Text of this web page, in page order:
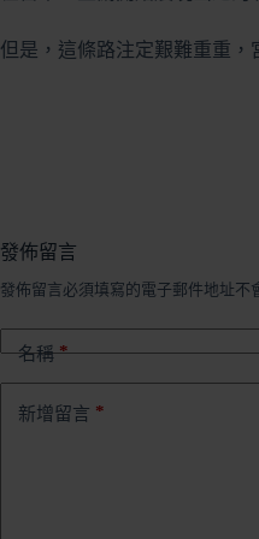
但是，這條路注定艱難重重，
發佈留言
發佈留言必須填寫的電子郵件地址不
名稱*
新增留言 *